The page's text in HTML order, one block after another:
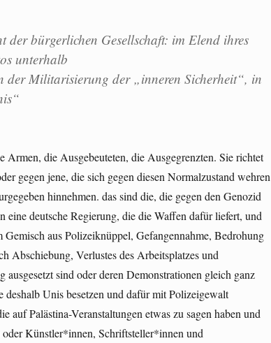
der bürgerlichen Gesellschaft: im Elend ihres
unterhalb
der Militarisierung der „inneren Sicherheit“, in
die Ausgebeuteten, die Ausgegrenzten. Sie richtet
gegen jene, die sich gegen diesen Normalzustand wehren
hinnehmen. das sind die, die gegen den Genozid
eine deutsche Regierung, die die Waffen dafür liefert, und
aus Polizeiknüppel, Gefangennahme, Bedrohung
Abschiebung, Verlustes des Arbeitsplatzes und
ausgesetzt sind oder deren Demonstrationen gleich ganz
deshalb Unis besetzen und dafür mit Polizeigewalt
auf Palästina-Veranstaltungen etwas zu sagen haben und
Künstler*innen, Schriftsteller*innen und